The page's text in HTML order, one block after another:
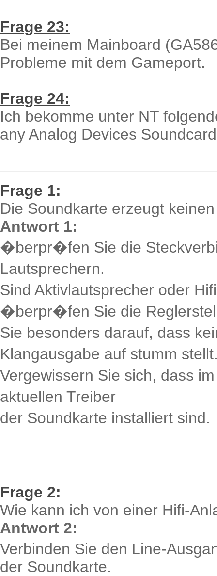
Frage 23:
Bei meinem Mainboard
Probleme mit dem Gameport.
Frage 24:
Ich bekomme unter NT
any Analog Devices
Frage 1:
Die Soundkarte erzeugt
Antwort 1:
�berpr�fen Sie die
Lautsprechern.
Sind Aktivlautsprecher oder
�berpr�fen Sie die
Sie besonders darauf, dass
Klangausgabe auf stumm
Vergewissern Sie sich, dass
aktuellen Treiber
der Soundkarte installiert sind.
Frage 2:
Wie kann ich von einer Hifi-
Antwort 2:
Verbinden Sie den Line-
der Soundkarte.